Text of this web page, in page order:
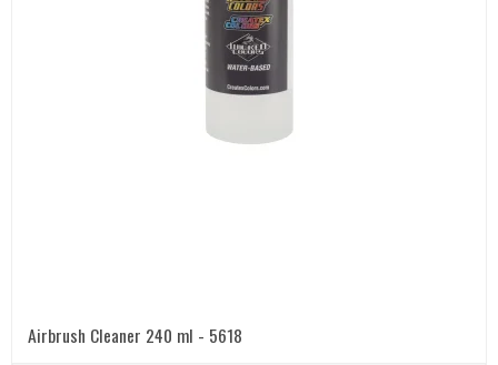
Airbrush Cleaner 240 ml - 5618